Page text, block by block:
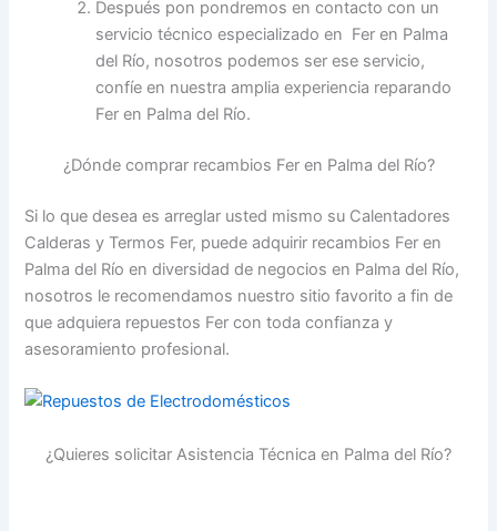
Después pon pondremos en contacto con un
servicio técnico especializado en Fer en Palma
del Río, nosotros podemos ser ese servicio,
confíe en nuestra amplia experiencia reparando
Fer en Palma del Río.
¿Dónde comprar recambios Fer en Palma del Río?
Si lo que desea es arreglar usted mismo su Calentadores
Calderas y Termos Fer, puede adquirir recambios Fer en
Palma del Río en diversidad de negocios en Palma del Río,
nosotros le recomendamos nuestro sitio favorito a fin de
que adquiera repuestos Fer con toda confianza y
asesoramiento profesional.
¿Quieres solicitar Asistencia Técnica en Palma del Río?